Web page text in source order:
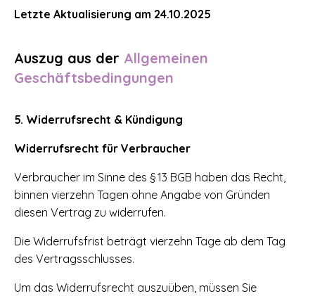
Letzte Aktualisierung am 24.10.2025
Auszug aus der Allgemeinen
Geschäftsbedingungen
5. Widerrufsrecht & Kündigung
Widerrufsrecht für Verbraucher
Verbraucher im Sinne des § 13 BGB haben das Recht,
binnen vierzehn Tagen ohne Angabe von Gründen
diesen Vertrag zu widerrufen.
Die Widerrufsfrist beträgt vierzehn Tage ab dem Tag
des Vertragsschlusses.
Um das Widerrufsrecht auszuüben, müssen Sie